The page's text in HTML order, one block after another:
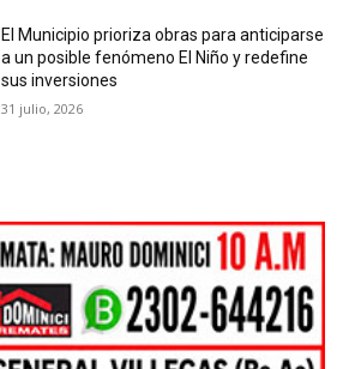
El Municipio prioriza obras para anticiparse
a un posible fenómeno El Niño y redefine
sus inversiones
31 julio, 2026